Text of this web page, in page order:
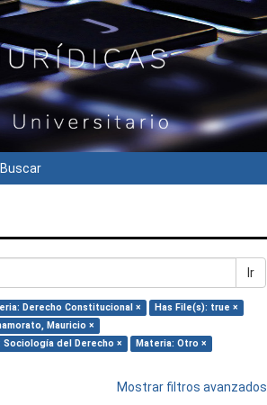
Buscar
Ir
Derecho Constitucional ×
Has File(s): true ×
Mauricio ×
Sociología del Derecho ×
Materia: Otro ×
Mostrar filtros avanzados